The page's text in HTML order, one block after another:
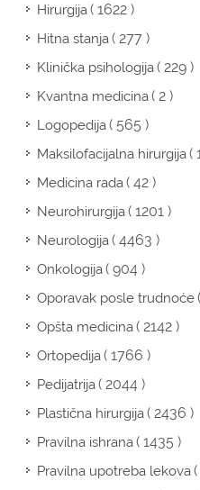
Hirurgija( 1622 )
Hitna stanja( 277 )
Klinička psihologija( 229 )
Kvantna medicina( 2 )
Logopedija( 565 )
Maksilofacijalna hirurgija(
Medicina rada( 42 )
Neurohirurgija( 1201 )
Neurologija( 4463 )
Onkologija( 904 )
Oporavak posle trudnoće
Opšta medicina( 2142 )
Ortopedija( 1766 )
Pedijatrija( 2044 )
Plastična hirurgija( 2436 )
Pravilna ishrana( 1435 )
Pravilna upotreba lekova